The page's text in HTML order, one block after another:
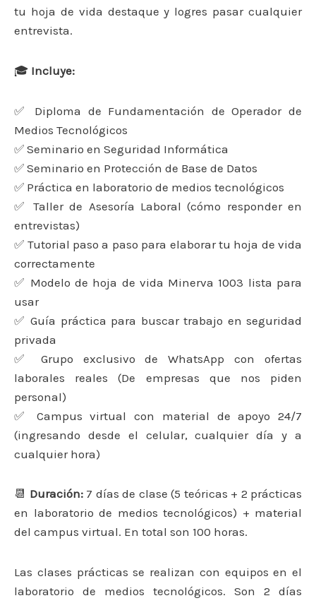
tu hoja de vida destaque y logres pasar cualquier
entrevista.
🎓 Incluye:
✅ Diploma de Fundamentación de Operador de
Medios Tecnológicos
✅ Seminario en Seguridad Informática
✅ Seminario en Protección de Base de Datos
✅ Práctica en laboratorio de medios tecnológicos
✅ Taller de Asesoría Laboral (cómo responder en
entrevistas)
✅ Tutorial paso a paso para elaborar tu hoja de vida
correctamente
✅ Modelo de hoja de vida Minerva 1003 lista para
usar
✅ Guía práctica para buscar trabajo en seguridad
privada
✅ Grupo exclusivo de WhatsApp con ofertas
laborales reales (De empresas que nos piden
personal)
✅ Campus virtual con material de apoyo 24/7
(ingresando desde el celular, cualquier día y a
cualquier hora)
📆 Duración:7 días de clase (5 teóricas + 2 prácticas
en laboratorio de medios tecnológicos) + material
del campus virtual. En total son 100 horas.
Las clases prácticas se realizan con equipos en el
laboratorio de medios tecnológicos. Son 2 días